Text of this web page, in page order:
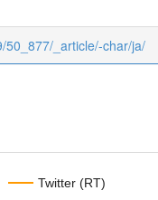
50_877/_article/-char/ja/
Twitter (RT)